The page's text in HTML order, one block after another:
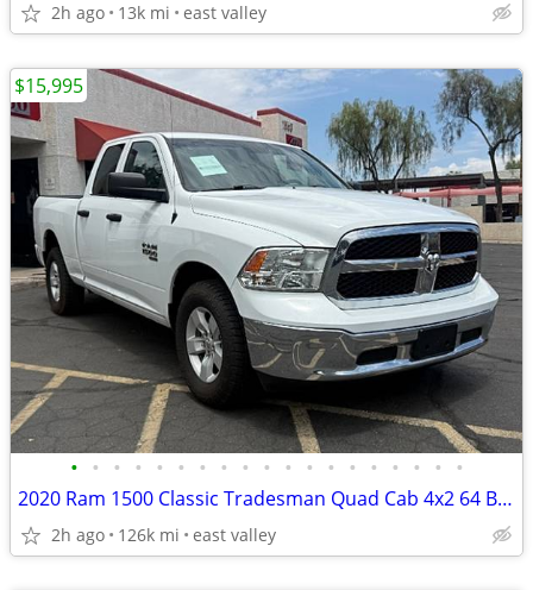
2h ago 13k mi east valley
• • • • • • • • • • • • • • • • • • •
2020 Ram 1500 Classic Tradesman Quad Cab 4x2 64 Box
2h ago 126k mi east valley
$15,995